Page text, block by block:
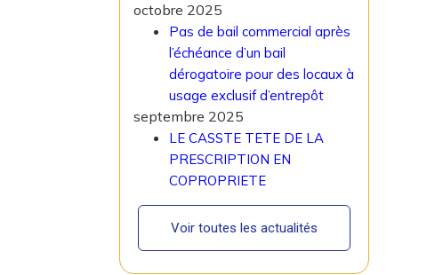
octobre 2025
Pas de bail commercial après
l’échéance d’un bail
dérogatoire pour des locaux à
usage exclusif d’entrepôt
septembre 2025
LE CASSTE TETE DE LA
PRESCRIPTION EN
COPROPRIETE
Voir toutes les actualités